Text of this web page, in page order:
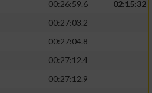
00:26:59.6
02:15:32
00:27:03.2
00:27:04.8
00:27:12.4
00:27:12.9